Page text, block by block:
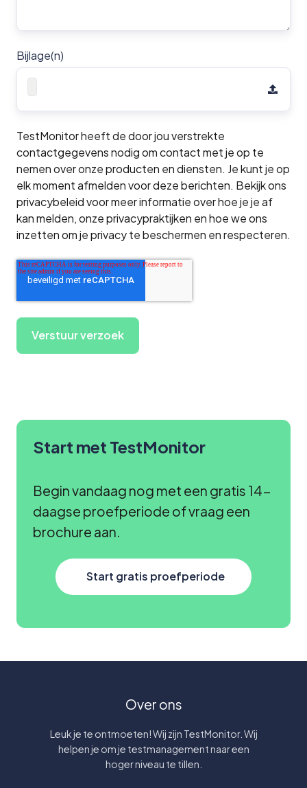
Bijlage(n)
TestMonitor heeft de door jou verstrekte
contactgegevens nodig om contact met je op te
nemen over onze producten en diensten. Je kunt je op
elk moment afmelden voor deze berichten. Bekijk ons
privacybeleid voor meer informatie over hoe je je af
kan melden, onze privacypraktijken en hoe we ons
inzetten om je privacy te beschermen en respecteren.
Start met TestMonitor
Begin vandaag nog met een gratis 14-
daagse proefperiode of vraag een
brochure aan.
Start gratis proefperiode
Over ons
Leuk je te ontmoeten! Wij zijn TestMonitor. Wij
helpen je om je testmanagement naar een
hoger niveau te tillen.